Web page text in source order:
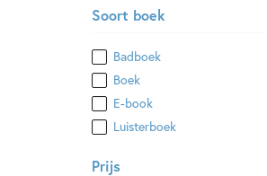
Soort boek
Badboek
Boek
E-book
Luisterboek
Prijs